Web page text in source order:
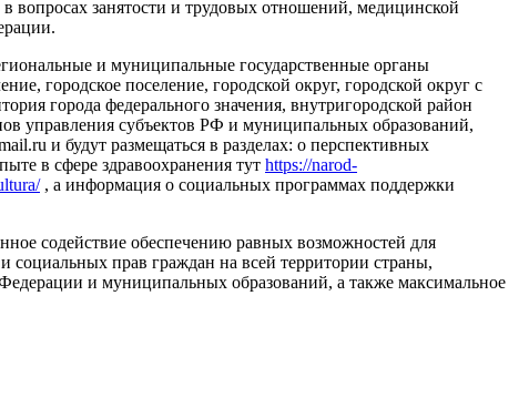
вопросах занятости и трудовых отношений, медицинской
и муниципальные государственные органы
городское поселение, городской округ, городской округ с
города федерального значения, внутригородской район
управления субъектов РФ и муниципальных образований,
и будут размещаться в разделах: о перспективных
в сфере здравоохранения тут https://narod-
, а информация о социальных программах поддержки
содействие обеспечению равных возможностей для
прав граждан на всей территории страны,
и муниципальных образований, а также максимальное